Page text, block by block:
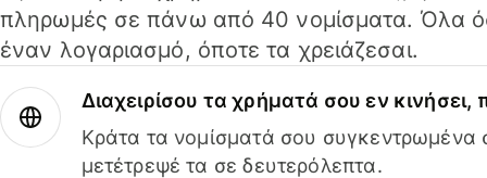
πληρωμές σε πάνω από 40 νομίσματα. Όλα
έναν λογαριασμό, όποτε τα χρειάζεσαι.
Διαχειρίσου τα χρήματά σου εν
Κράτα τα νομίσματά σου συγκεντρωμένα
μετέτρεψέ τα σε δευτερόλεπτα.